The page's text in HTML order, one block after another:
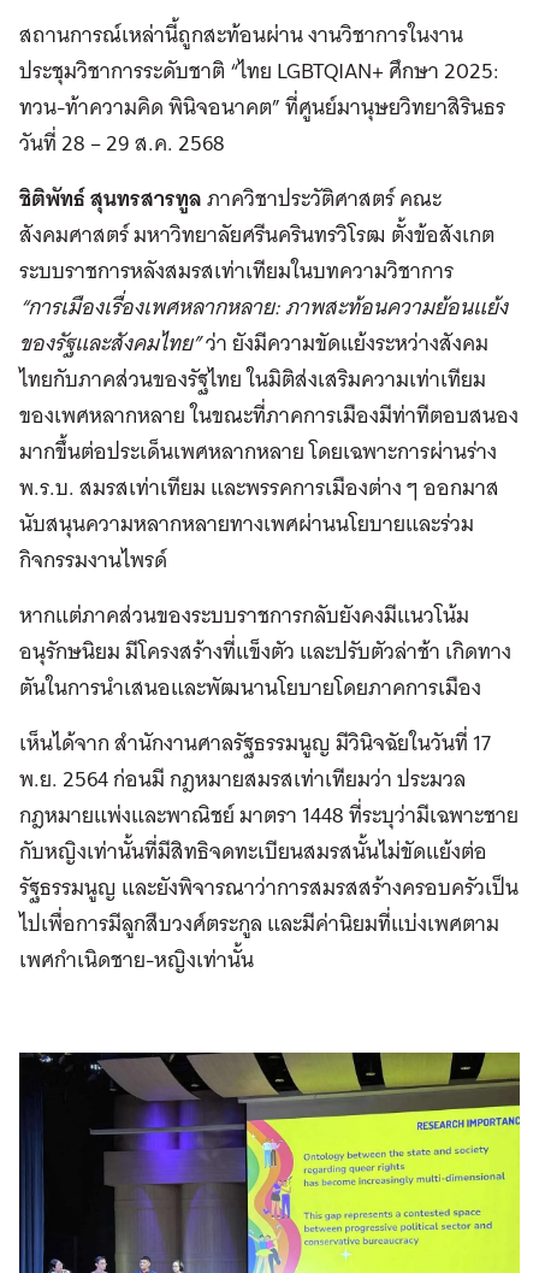
สถานการณ์เหล่านี้ถูกสะท้อนผ่าน งานวิชาการในงาน
ประชุมวิชาการระดับชาติ “ไทย LGBTQIAN+ ศึกษา 2025:
ทวน-ท้าความคิด พินิจอนาคต” ที่ศูนย์มานุษยวิทยาสิรินธร
วันที่ 28 – 29 ส.ค. 2568
ชิติพัทธ์ สุนทรสารทูลภาควิชาประวัติศาสตร์ คณะ
สังคมศาสตร์ มหาวิทยาลัยศรีนครินทรวิโรฒ ตั้งข้อสังเกต
ระบบราชการหลังสมรสเท่าเทียมในบทความวิชาการ
“การเมืองเรื่องเพศหลากหลาย: ภาพสะท้อนความย้อนแย้ง
ของรัฐและสังคมไทย”ว่า ยังมีความขัดแย้งระหว่างสังคม
ไทยกับภาคส่วนของรัฐไทย ในมิติส่งเสริมความเท่าเทียม
ของเพศหลากหลาย ในขณะที่ภาคการเมืองมีท่าทีตอบสนอง
มากขึ้นต่อประเด็นเพศหลากหลาย โดยเฉพาะการผ่านร่าง
พ.ร.บ. สมรสเท่าเทียม และพรรคการเมืองต่าง ๆ ออกมาส
นับสนุนความหลากหลายทางเพศผ่านนโยบายและร่วม
กิจกรรมงานไพรด์
หากแต่ภาคส่วนของระบบราชการกลับยังคงมีแนวโน้ม
อนุรักษนิยม มีโครงสร้างที่แข็งตัว และปรับตัวล่าช้า เกิดทาง
ตันในการนำเสนอและพัฒนานโยบายโดยภาคการเมือง
เห็นได้จาก สำนักงานศาลรัฐธรรมนูญ มีวินิจฉัยในวันที่ 17
พ.ย. 2564 ก่อนมี กฎหมายสมรสเท่าเทียมว่า ประมวล
กฎหมายแพ่งและพาณิชย์ มาตรา 1448 ที่ระบุว่ามีเฉพาะชาย
กับหญิงเท่านั้นที่มีสิทธิจดทะเบียนสมรสนั้นไม่ขัดแย้งต่อ
รัฐธรรมนูญ และยังพิจารณาว่าการสมรสสร้างครอบครัวเป็น
ไปเพื่อการมีลูกสืบวงศ์ตระกูล และมีค่านิยมที่แบ่งเพศตาม
เพศกำเนิดชาย-หญิงเท่านั้น